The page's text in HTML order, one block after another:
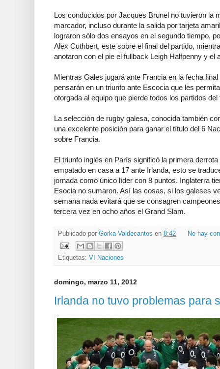
Los conducidos por Jacques Brunel no tuvieron la
marcador, incluso durante la salida por tarjeta
lograron sólo dos ensayos en el segundo tiempo,
Alex Cuthbert, este sobre el final del partido,
anotaron con el pie el fullback Leigh Halfpenny y el
Mientras Gales jugará ante Francia en la fecha
pensarán en un triunfo ante Escocia que les
otorgada al equipo que pierde todos los partidos del
La selección de rugby galesa, conocida también
una excelente posición para ganar el título del 6
sobre Francia.
El triunfo inglés en París significó la primera
empatado en casa a 17 ante Irlanda, esto se
jornada como único líder con 8 puntos. Inglaterra
Esocia no sumaron. Así las cosas, si los galeses
semana nada evitará que se consagren
tercera vez en ocho años el Grand Slam.
Publicado por Gorka Valdecantos en 8:42 No hay
Etiquetas: VI Naciones
domingo, marzo 11, 2012
Irlanda no tuvo problemas para